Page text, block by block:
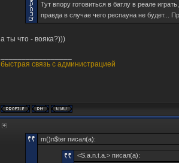
Тут впору готовиться в батлу в реале
правда в случае чего респауна не будет...
а ты что - вояка?)))
быстрая связь с администрацией
m()n$ter писал(а):
<S.a.n.t.a.> писал(а):